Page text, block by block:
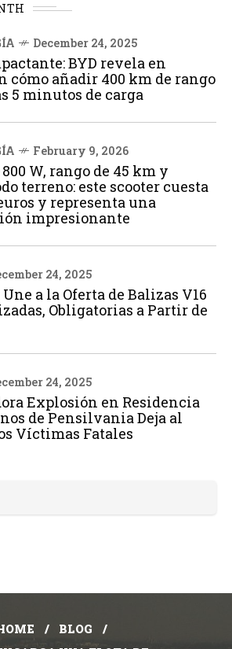
December 24, 2025
BYD revela en
cómo añadir 400 km de rango
5 minutos de carga
February 9, 2026
W, rango de 45 km y
terreno: este scooter cuesta
y representa una
impresionante
24, 2025
Une a la Oferta de Balizas V16
Obligatorias a Partir de
24, 2025
Explosión en Residencia
de Pensilvania Deja al
Víctimas Fatales
BLOG